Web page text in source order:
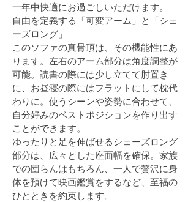
一年中快適にお過ごしいただけます。
自由を定義する「可変アーム」と「シェ
ーズロング」
このソファの真骨頂は、その機能性にあ
ります。左右のアーム部分は角度調整が
可能。読書の際には少し立てて肘置き
に、お昼寝の際にはフラットにして枕代
わりに。使うシーンや姿勢に合わせて、
自分好みのベストポジションを作り出す
ことができます。
ゆったりと足を伸ばせるシェーズロング
部分は、広々とした座面幅を確保。家族
での団らんはもちろん、一人で贅沢に身
体を預けて映画鑑賞をするなど、至福の
ひとときを約束します。